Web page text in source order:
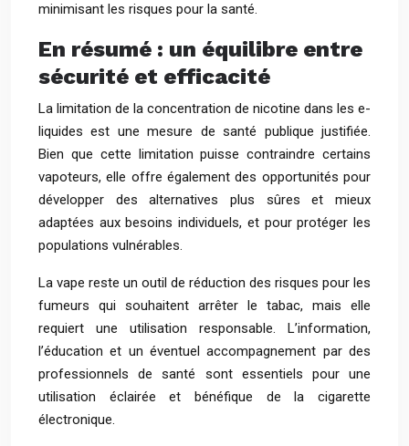
minimisant les risques pour la santé.
En résumé : un équilibre entre
sécurité et efficacité
La limitation de la concentration de nicotine dans les e-
liquides est une mesure de santé publique justifiée.
Bien que cette limitation puisse contraindre certains
vapoteurs, elle offre également des opportunités pour
développer des alternatives plus sûres et mieux
adaptées aux besoins individuels, et pour protéger les
populations vulnérables.
La vape reste un outil de réduction des risques pour les
fumeurs qui souhaitent arrêter le tabac, mais elle
requiert une utilisation responsable. L’information,
l’éducation et un éventuel accompagnement par des
professionnels de santé sont essentiels pour une
utilisation éclairée et bénéfique de la cigarette
électronique.